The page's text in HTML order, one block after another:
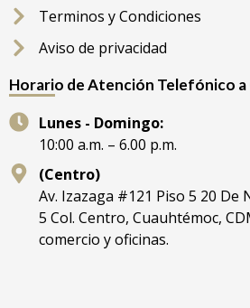
Terminos y Condiciones
Aviso de privacidad
Horario de Atención Telefónico
Lunes - Domingo:
10:00 a.m. – 6.00 p.m.
(Centro)
Av. Izazaga #121 Piso 5 20 De
5 Col. Centro, Cuauhtémoc,
comercio y oficinas.